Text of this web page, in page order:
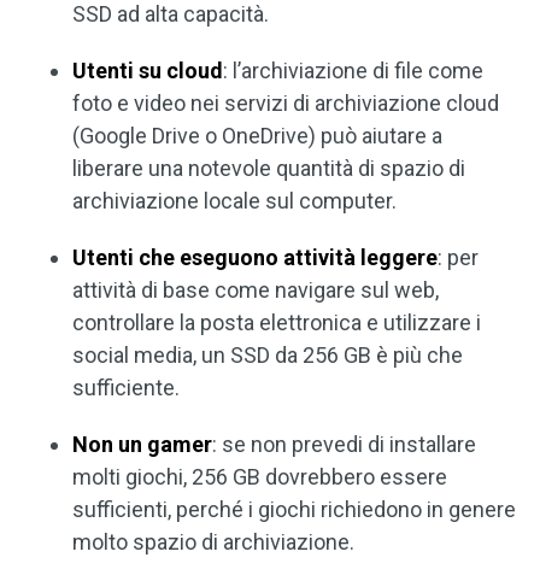
SSD ad alta capacità.
Utenti su cloud : l’archiviazione di file come
foto e video nei servizi di archiviazione cloud
(Google Drive o OneDrive) può aiutare a
liberare una notevole quantità di spazio di
archiviazione locale sul computer.
Utenti che eseguono attività leggere: per
attività di base come navigare sul web,
controllare la posta elettronica e utilizzare i
social media, un SSD da 256 GB è più che
sufficiente.
Non un gamer: se non prevedi di installare
molti giochi, 256 GB dovrebbero essere
sufficienti, perché i giochi richiedono in genere
molto spazio di archiviazione.